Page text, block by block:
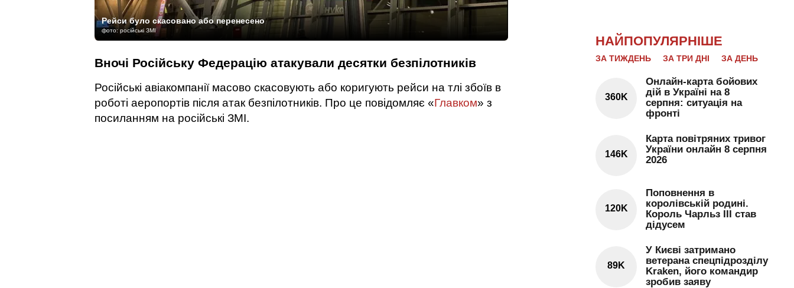
Рейси було скасовано або перенесено
фото: російські ЗМІ
Вночі Російську Федерацію атакували десятки безпілотників
Російські авіакомпанії масово скасовують або коригують рейси на тлі збоїв в
роботі аеропортів після атак безпілотників. Про це повідомляє «Главком» з
посиланням на російські ЗМІ.
НАЙПОПУЛЯРНІШЕ
ЗА ТИЖДЕНЬ ЗА ТРИ ДНІ ЗА ДЕНЬ
360K
Онлайн-карта бойових
дій в Україні на 8
серпня: ситуація на
фронті
146K
Карта повітряних тривог
України онлайн 8 серпня
2026
120K
Поповнення в
королівській родині.
Король Чарльз III став
дідусем
89K
У Києві затримано
ветерана спецпідрозділу
Kraken, його командир
зробив заяву